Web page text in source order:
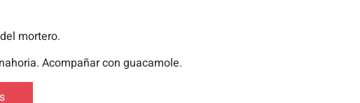
mortero.
Acompañar con guacamole.